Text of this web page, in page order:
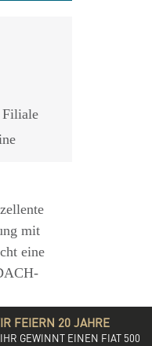
Filiale
mit
eine
Ringe
FEIERN 20 JAHRE
GEWINNT EINEN FIAT 500